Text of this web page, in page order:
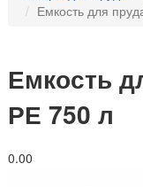
Емкость для
Емкость
РЕ 750 л
0.00